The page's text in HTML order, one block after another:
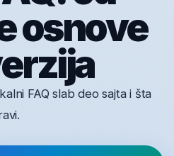
osnove
FAQ slab deo sajta i šta